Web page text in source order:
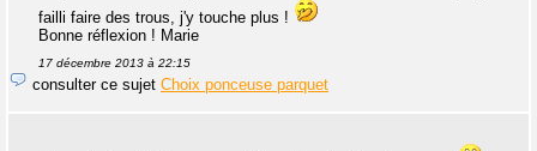
failli faire des trous, j'y touche plus !
Bonne réflexion ! Marie
17 décembre 2013 à 22:15
consulter ce sujet Choix ponceuse parquet